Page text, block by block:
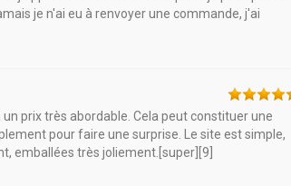
je n'ai eu à renvoyer une commande, j'ai
prix très abordable. Cela peut constituer une
pour faire une surprise. Le site est simple,
emballées très joliement.[super][9]